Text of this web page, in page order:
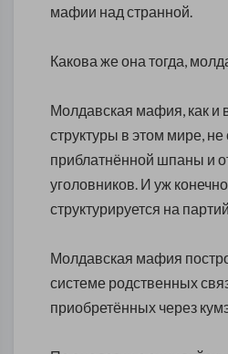
мафии над странной.
Какова же она тогда,
Молдавская мафия, как
структуры в этом мире, не
приблатнённой шпаны и
уголовников. И уж
структурируется на
Молдавская мафия
системе родственных
приобретённых через